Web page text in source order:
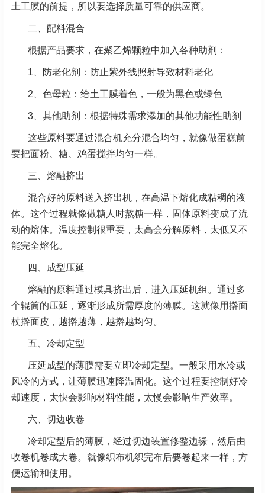
土工膜的前提，所以要选择质量可靠的供应商。
二、配料混合
根据产品要求，在聚乙烯颗粒中加入各种助剂：
1、防老化剂：防止紫外线照射导致材料老化
2、色母粒：给土工膜着色，一般为黑色或绿色
3、其他助剂：根据特殊需求添加的其他功能性助剂
这些原料要通过混合机充分混合均匀，就像做蛋糕前
要把面粉、糖、鸡蛋搅拌均匀一样。
三、熔融挤出
混合好的原料送入挤出机，在高温下熔化成粘稠的液
体。这个过程就像做糖人时熬糖一样，固体原料变成了流
动的熔体。温度控制很重要，太高会分解原料，太低又不
能完全熔化。
四、成型压延
熔融的原料通过模具挤出后，进入压延机组。通过多
个辊筒的压延，逐渐形成所需厚度的薄膜。这就像用擀面
杖擀面皮，越擀越薄，越擀越均匀。
五、冷却定型
压延成型的薄膜需要立即冷却定型。一般采用水冷或
风冷的方式，让薄膜迅速降温固化。这个过程要控制好冷
却速度，太快会影响材料性能，太慢会影响生产效率。
六、切边收卷
冷却定型后的薄膜，经过切边装置修整边缘，然后由
收卷机卷成大卷。就像织布机织完布后要卷起来一样，方
便运输和使用。